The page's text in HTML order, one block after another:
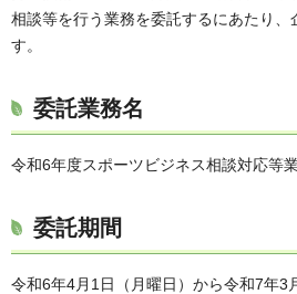
相談等を行う業務を委託するにあたり、
す。
委託業務名
令和6年度スポーツビジネス相談対応等
委託期間
令和6年4月1日（月曜日）から令和7年3